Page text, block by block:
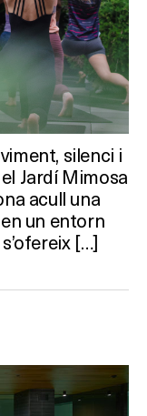
silenci i
Jardí Mimosa
acull una
un entorn
[…]